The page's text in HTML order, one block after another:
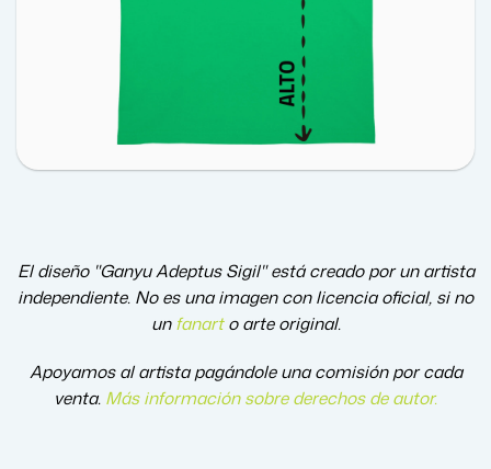
El diseño "Ganyu Adeptus Sigil" está creado por un artista
independiente. No es una imagen con licencia oficial, si no
unfanart o arte original.
Apoyamos al artista pagándole una comisión por cada
venta. Más información sobre derechos de autor.